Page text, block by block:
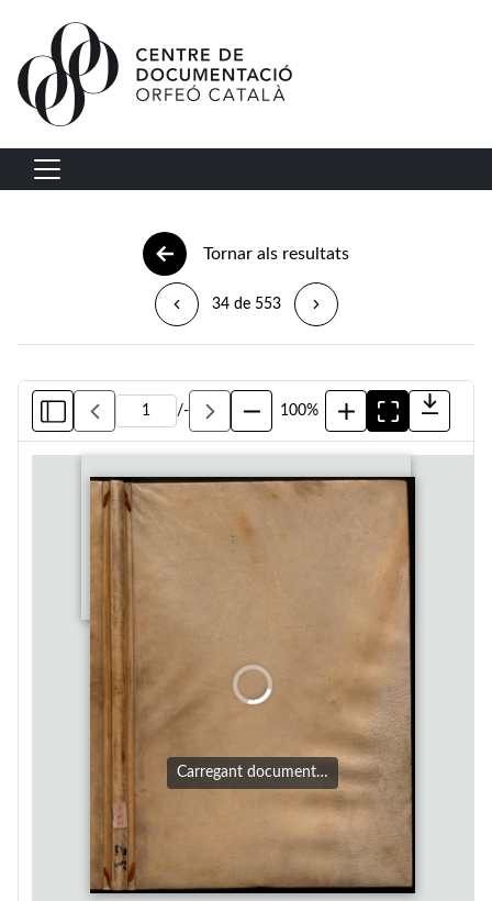
Vés al contingut
Navegació principal
Tornar als resultats
34 de 553
/- 100%
Carregant document…